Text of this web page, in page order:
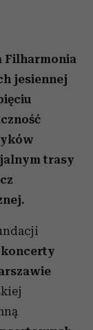
Filharmonia
jesiennej
trasy
koncerty